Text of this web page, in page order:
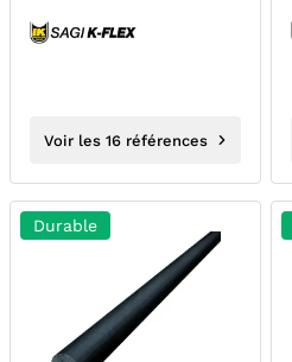
FENDU M1 Ep. 13mm
Voir les 16 références
Durable